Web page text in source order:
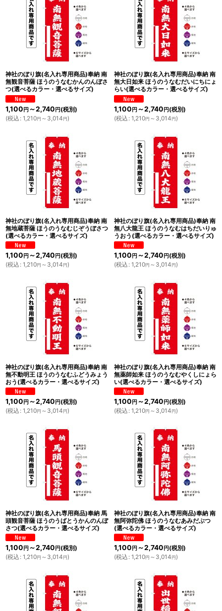
神社のぼり旗(名入れ専用商品)奉納 南
無観音菩薩 ほうのうなむかんのんぼさ
つ(選べるカラー・選べるサイズ)
1,100 円 ～2,740 円 (税別)
(税込 : 1,210円 ～3,014円)
神社のぼり旗(名入れ専用商品)奉納 南
無大日如来 ほうのうなむだいにちにょ
らい(選べるカラー・選べるサイズ)
1,100 円 ～2,740 円 (税別)
(税込 : 1,210円 ～3,014円)
神社のぼり旗(名入れ専用商品)奉納 南
無地蔵菩薩 ほうのうなむじぞうぼさつ
(選べるカラー・選べるサイズ)
1,100 円 ～2,740 円 (税別)
(税込 : 1,210円 ～3,014円)
神社のぼり旗(名入れ専用商品)奉納 南
無八大龍王 ほうのうなむはちだいりゅ
うおう(選べるカラー・選べるサイズ)
1,100 円 ～2,740 円 (税別)
(税込 : 1,210円 ～3,014円)
神社のぼり旗(名入れ専用商品)奉納 南
無不動明王 ほうのうなむふどうみょう
おう(選べるカラー・選べるサイズ)
1,100 円 ～2,740 円 (税別)
(税込 : 1,210円 ～3,014円)
神社のぼり旗(名入れ専用商品)奉納 南
無薬師如来 ほうのうなむやくしにょら
い(選べるカラー・選べるサイズ)
1,100 円 ～2,740 円 (税別)
(税込 : 1,210円 ～3,014円)
神社のぼり旗(名入れ専用商品)奉納 馬
頭観音菩薩 ほうのうばとうかんのんぼ
さつ(選べるカラー・選べるサイズ)
1,100 円 ～2,740 円 (税別)
(税込 : 1,210円 ～3,014円)
神社のぼり旗(名入れ専用商品)奉納 南
無阿弥陀佛 ほうのうなむあみだぶつ
(選べるカラー・選べるサイズ)
1,100 円 ～2,740 円 (税別)
(税込 : 1,210円 ～3,014円)